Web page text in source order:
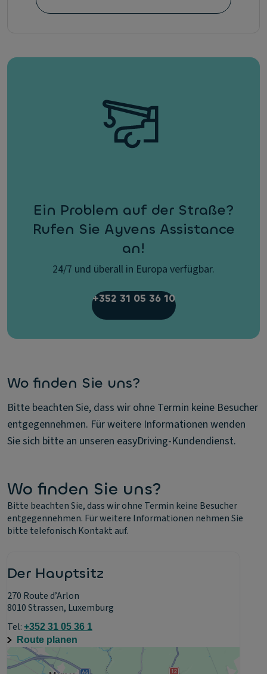
Ein Problem auf der Straße?
Rufen Sie Ayvens Assistance
an!
24/7 und überall in Europa verfügbar.
+352 31 05 36 10
Wo finden Sie uns?
Bitte beachten Sie, dass wir ohne Termin keine Besucher
entgegennehmen. Für weitere Informationen wenden
Sie sich bitte an unseren easyDriving-Kundendienst.
Wo finden Sie uns?
Bitte beachten Sie, dass wir ohne Termin keine Besucher
entgegennehmen. Für weitere Informationen nehmen Sie
bitte telefonisch Kontakt auf.
Der Hauptsitz
270 Route d’Arlon
8010 Strassen, Luxemburg
Tel: +352 31 05 36 1
Route planen